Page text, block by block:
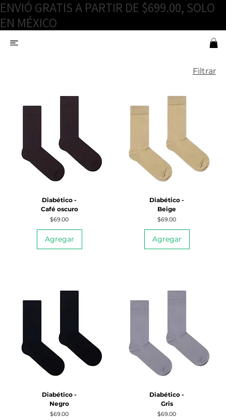
ENVIÓ GRATIS A PARTIR DE $699.00, SOLO
EN MÉXICO
Filtrar
Diabético -
Café oscuro
Precio
$69.00
Agregar
Diabético -
Beige
Precio
$69.00
Agregar
Diabético -
Negro
Precio
$69.00
Diabético -
Gris
Precio
$69.00